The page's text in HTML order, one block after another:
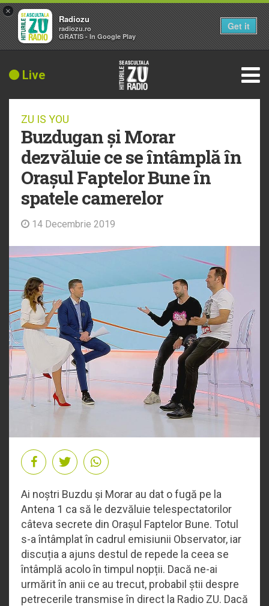
Live
ZU IS YOU
Buzdugan și Morar
dezvăluie ce se întâmplă în
Orașul Faptelor Bune în
spatele camerelor
14 Decembrie 2019
Ai noștri Buzdu și Morar au dat o fugă pe la
Antena 1 ca să le dezvăluie telespectatorilor
câteva secrete din Orașul Faptelor Bune. Totul
s-a întâmplat în cadrul emisiunii Observator, iar
discuția a ajuns destul de repede la ceea se
întâmplă acolo în timpul nopții. Dacă ne-ai
urmărit în anii ce au trecut, probabil știi despre
petrecerile transmise în direct la Radio ZU. Dacă
×
Radiozu
radiozu.ro
GRATIS - In Google Play
Get it